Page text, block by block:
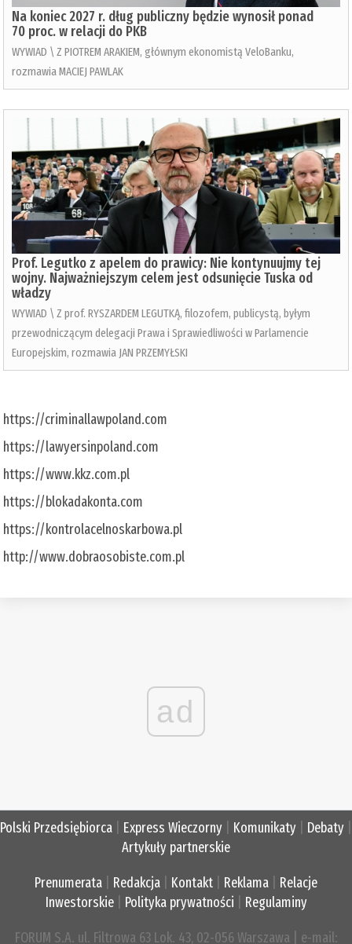
Na koniec 2027 r. dług publiczny będzie wynosił ponad
70 proc. w relacji do PKB
WYWIAD \ Z PIOTREM ARAKIEM, głównym ekonomistą VeloBanku,
rozmawia MACIEJ PAWLAK
Prof. Legutko z apelem do prawicy: Nie kontynuujmy tej
wojny. Najważniejszym celem jest odsunięcie Tuska od
władzy
WYWIAD \ Z prof. RYSZARDEM LEGUTKĄ, filozofem, publicystą, byłym
przewodniczącym delegacji Prawa i Sprawiedliwości w Parlamencie
Europejskim, rozmawia JAN PRZEMYŁSKI
https://criminallawpoland.com
https://lawyersinpoland.com
https://www.kkz.com.pl
https://blokadakonta.com
https://kontrolacelnoskarbowa.pl
http://www.dobraosobiste.com.pl
ad
Polski Przedsiębiorca Express Wieczorny Komunikaty Debaty
Artykuły partnerskie
Prenumerata Redakcja Kontakt Reklama
Relacje
Inwestorskie| Polityka prywatności Regulaminy
FORUM S.A. ul. Filtrowa 63 Lok. 43, 02-056 Warszawa | e-mail: